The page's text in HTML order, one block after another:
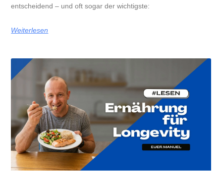
entscheidend – und oft sogar der wichtigste:
Weiterlesen